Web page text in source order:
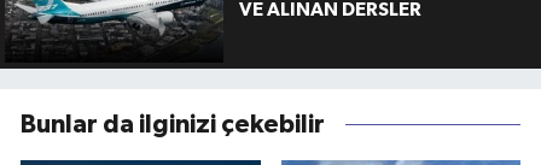
VE ALINAN DERSLER
Bunlar da ilginizi çekebilir